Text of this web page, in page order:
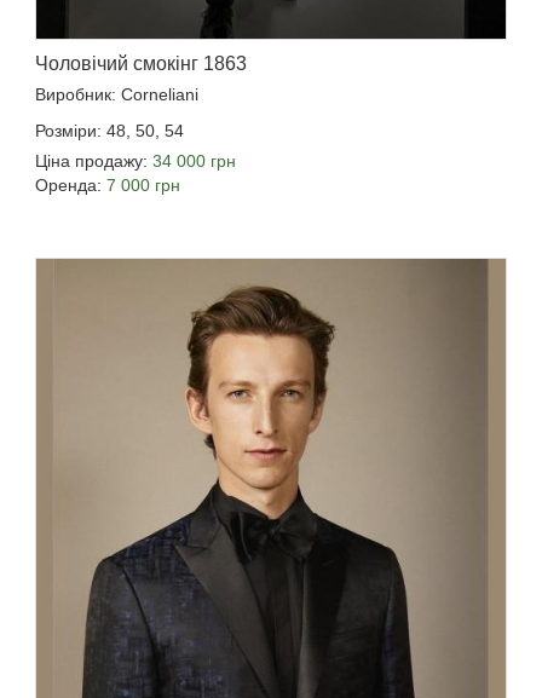
Чоловічий смокінг 1863
Виробник: Corneliani
Розміри: 48, 50, 54
Ціна продажу: 34 000 грн
Оренда: 7 000 грн